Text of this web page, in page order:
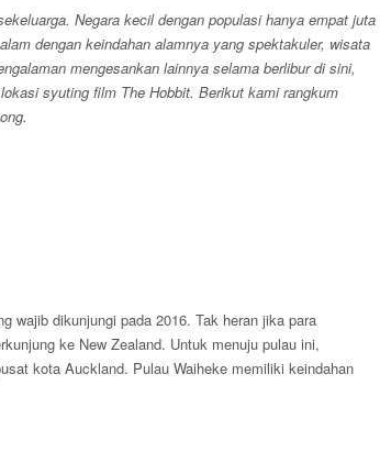
Negara kecil dengan populasi hanya empat juta
dengan keindahan alamnya yang spektakuler, wisata
mengesankan lainnya selama berlibur di sini,
syuting film The Hobbit. Berikut kami rangkum
wajib dikunjungi pada 2016. Tak heran jika para
ke New Zealand. Untuk menuju pulau ini,
kota Auckland. Pulau Waiheke memiliki keindahan